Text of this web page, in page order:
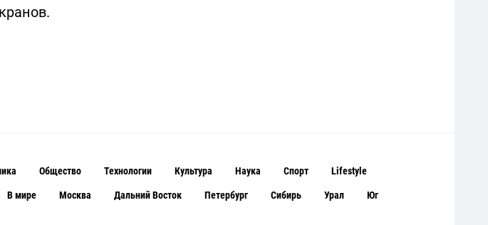
Общество Технологии Культура Наука Спорт Lifestyle
В мире Москва Дальний Восток Петербург Сибирь Урал Юг